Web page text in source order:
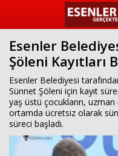
Esenler
Şöleni Kayıtları
Esenler Belediyesi
Sünnet Şöleni için kayıt
yaş üstü çocukların,
ortamda ücretsiz olarak
süreci başladı.